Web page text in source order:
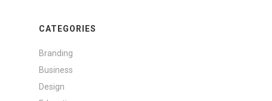
CATEGORIES
Branding
Business
Design